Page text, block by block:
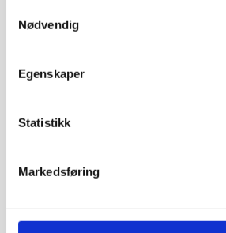
Nødvendig
Egenskaper
Statistikk
Markedsføring
ÅPNINGSTIDER